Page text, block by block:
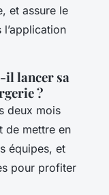
et assure le
il lancer sa
?
deux mois
de mettre en
équipes, et
pour profiter